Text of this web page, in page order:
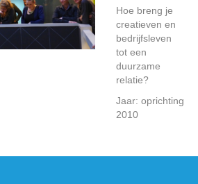
Hoe breng je
creatieven en
bedrijfsleven
tot een
duurzame
relatie?
Jaar: oprichting
2010